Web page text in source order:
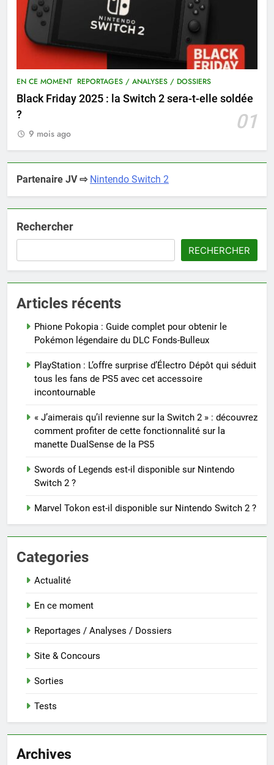
EN CE MOMENT REPORTAGES / ANALYSES / DOSSIERS
Black Friday 2025 : la Switch 2 sera-t-elle soldée
?
01
9 mois ago
Partenaire JV ⇨ Nintendo Switch 2
Rechercher
RECHERCHER
Articles récents
Phione Pokopia : Guide complet pour obtenir le
Pokémon légendaire du DLC Fonds-Bulleux
PlayStation : L’offre surprise d’Électro Dépôt qui séduit
tous les fans de PS5 avec cet accessoire
incontournable
« J’aimerais qu’il revienne sur la Switch 2 » : découvrez
comment profiter de cette fonctionnalité sur la
manette DualSense de la PS5
Swords of Legends est-il disponible sur Nintendo
Switch 2 ?
Marvel Tokon est-il disponible sur Nintendo Switch 2 ?
Categories
Actualité
En ce moment
Reportages / Analyses / Dossiers
Site & Concours
Sorties
Tests
Archives